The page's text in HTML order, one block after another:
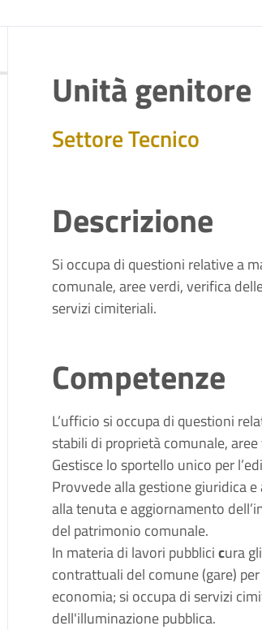
Unità genitore
Settore Tecnico
Descrizione
Si occupa di questioni relative a
comunale, aree verdi, verifica
servizi cimiteriali.
Competenze
L’ufficio si occupa di questioni
stabili di proprietà comunale,
Gestisce lo sportello unico per
Provvede alla gestione giuridica
alla tenuta e aggiornamento
del patrimonio comunale.
In materia di lavori pubblicicura
contrattuali del comune (gare)
economia; si occupa di servizi
dell'illuminazione pubblica.